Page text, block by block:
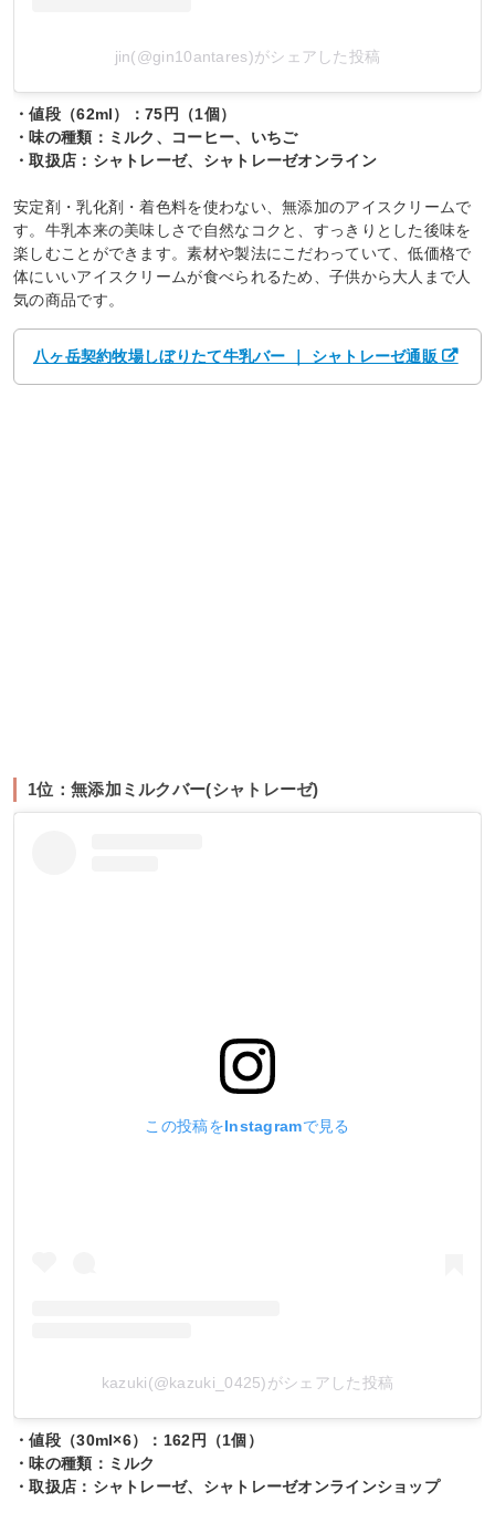
jin(@gin10antares)がシェアした投稿
・値段（62ml）：75円（1個）
・味の種類：ミルク、コーヒー、いちご
・取扱店：シャトレーゼ、シャトレーゼオンライン
安定剤・乳化剤・着色料を使わない、無添加のアイスクリームで
す。牛乳本来の美味しさで自然なコクと、すっきりとした後味を
楽しむことができます。素材や製法にこだわっていて、低価格で
体にいいアイスクリームが食べられるため、子供から大人まで人
気の商品です。
八ヶ岳契約牧場しぼりたて牛乳バー ｜ シャトレーゼ通販
1位：無添加ミルクバー(シャトレーゼ)
この投稿をInstagramで見る
kazuki(@kazuki_0425)がシェアした投稿
・値段（30ml×6）：162円（1個）
・味の種類：ミルク
・取扱店：シャトレーゼ、シャトレーゼオンラインショップ